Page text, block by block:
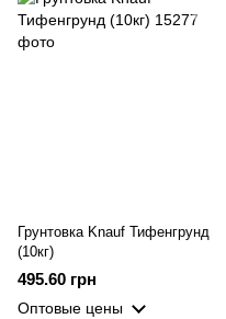
Грунтовка Knauf Тифенгрунд
(10кг)
495.60 грн
Оптовые цены